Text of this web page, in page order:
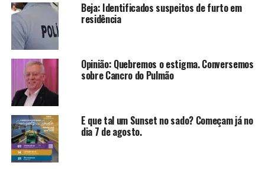
Beja: Identificados suspeitos de furto em
residência
Opinião: Quebremos o estigma. Conversemos
sobre Cancro do Pulmão
E que tal um Sunset no sado? Começam já no
dia 7 de agosto.